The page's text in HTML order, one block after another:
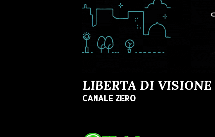
LIBERTA DI
CANALE ZERO